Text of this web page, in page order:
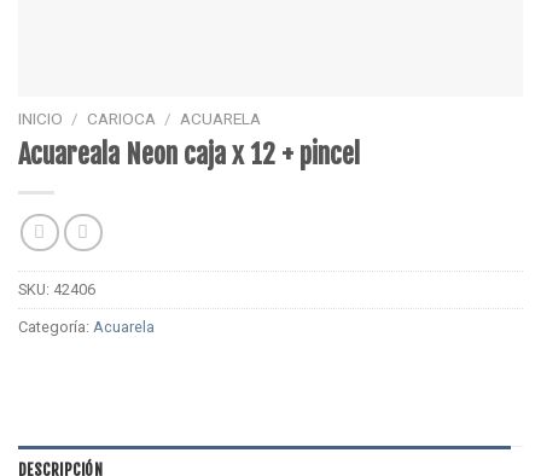
INICIO / CARIOCA / ACUARELA
Acuareala Neon caja x 12 + pincel
SKU: 42406
Categoría: Acuarela
DESCRIPCIÓN